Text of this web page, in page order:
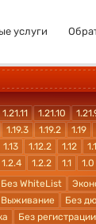
услуги
1.21.11 1.21.10
1.19.3 1.19.2 1.19
1.13 1.12.2 1.12
1.2.4 1.2.2 1.1
1.0
Без WhiteList
Выживание Без
Без регистрации